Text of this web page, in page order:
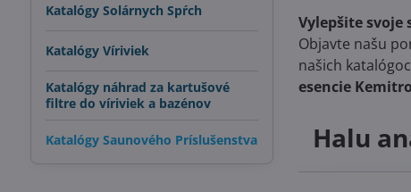
Vylepšite
Objavte našu
našich
esencie
Halu
Katalógy Solárnych Spŕch
Katalógy Víriviek
Katalógy náhrad za kartušové
filtre do víriviek a bazénov
Katalógy Saunového Príslušenstva